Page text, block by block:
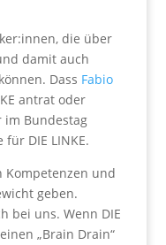
die über
damit auch
Dass Fabio
antrat oder
Bundestag
DIE LINKE.
Kompetenzen und
geben.
bei uns. Wenn DIE
„Brain Drain“